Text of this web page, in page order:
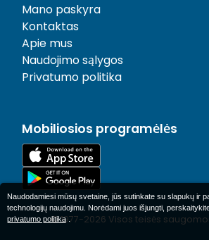
Mano paskyra
Kontaktas
Apie mus
Naudojimo sąlygos
Privatumo politika
Mobiliosios programėlės
© 1977-2026 Visos teisės
Naudodamiesi mūsų svetaine, jūs sutinkate su slapukų ir
technologijų naudojimu. Norėdami juos išjungti,
privatumo politika.